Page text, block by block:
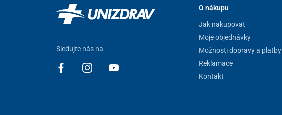
Sledujte nás na:
O nákupu
Jak nakupovat
Moje objednávky
Možnosti dopravy a platby
Reklamace
Kontakt